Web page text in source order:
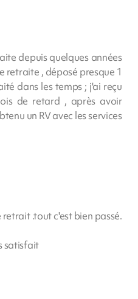
depuis quelques années
retraite , déposé presque 1
dans les temps ; j'ai reçu
de retard , après avoir
un RV avec les services
.tout c'est bien passé.
satisfait